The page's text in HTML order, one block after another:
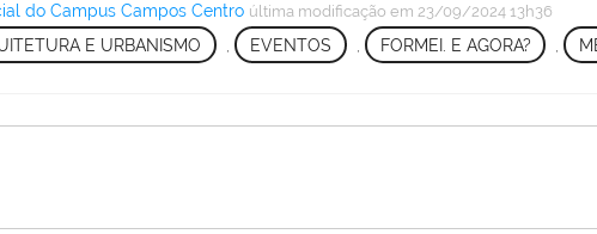
do Campus Campos Centro última modificação em 23/09/2024 13h36
E URBANISMO EVENTOS FORMEI. E AGORA? ,